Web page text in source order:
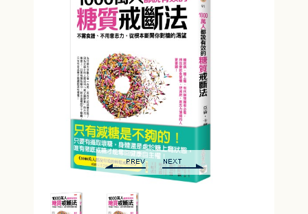
人文史哲 (73)